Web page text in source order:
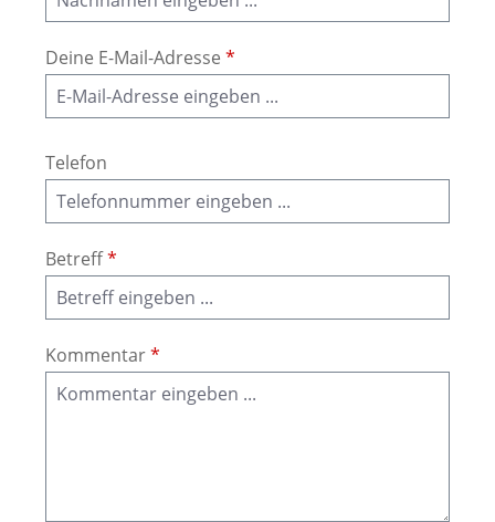
Deine E-Mail-Adresse *
Telefon
Betreff*
Kommentar*